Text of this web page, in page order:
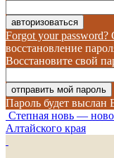
Forgot your password?
восстановление
Восстановите свой
Пароль будет выслан
Степная новь —
Алтайского края